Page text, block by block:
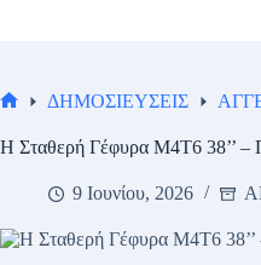
σελίδα
ΔΗΜΟΣΙΕΥΣΕΙΣ
Η Σταθερή Γέφυρα Μ4Τ6 38’’ –
9 Ιουνίου, 2026